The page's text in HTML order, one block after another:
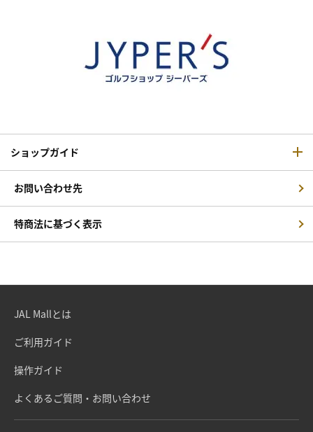
ショップガイド
お問い合わせ先
特商法に基づく表示
JAL Mallとは
ご利用ガイド
操作ガイド
よくあるご質問・お問い合わせ